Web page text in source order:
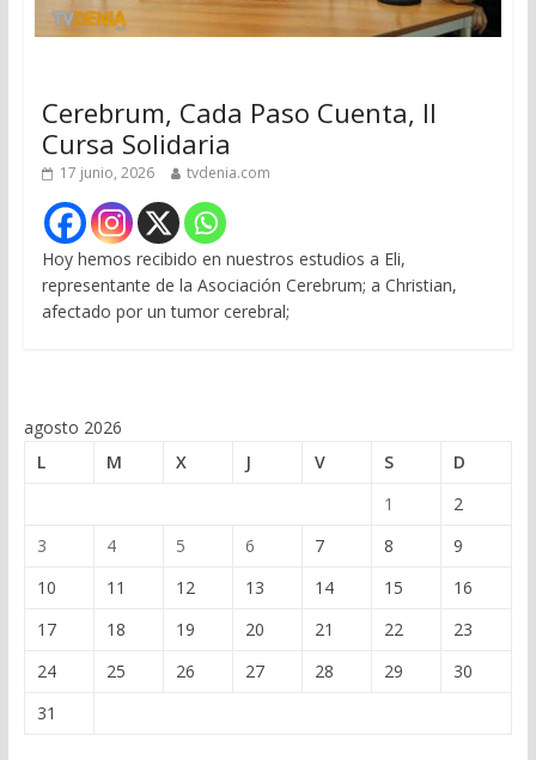
Cerebrum, Cada Paso Cuenta, II
Cursa Solidaria
17 junio, 2026 tvdenia.com
Hoy hemos recibido en nuestros estudios a Eli,
representante de la Asociación Cerebrum; a Christian,
afectado por un tumor cerebral;
agosto 2026
L
M X J V S
D
1
2
3
4 5 6 7 8
9
10
11 12 13 14 15
16
17
18 19 20 21 22
23
24
25 26 27 28 29
30
31